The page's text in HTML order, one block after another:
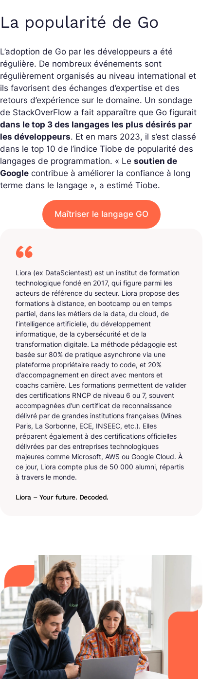
La popularité de Go
L’adoption de Go par les développeurs a été
régulière. De nombreux événements sont
régulièrement organisés au niveau international et
ils favorisent des échanges d’expertise et des
retours d’expérience sur le domaine. Un sondage
de StackOverFlow a fait apparaître que Go figurait
dans le top 3 des langages les plus désirés par
les développeurs. Et en mars 2023, il s’est classé
dans le top 10 de l’indice Tiobe de popularité des
langages de programmation. « Le soutien de
Google contribue à améliorer la confiance à long
terme dans le langage », a estimé Tiobe.
Maîtriser le langage GO
Liora (ex DataScientest) est un institut de formation
technologique fondé en 2017, qui figure parmi les
acteurs de référence du secteur. Liora propose des
formations à distance, en bootcamp ou en temps
partiel, dans les métiers de la data, du cloud, de
l’intelligence artificielle, du développement
informatique, de la cybersécurité et de la
transformation digitale. La méthode pédagogie est
basée sur 80% de pratique asynchrone via une
plateforme propriétaire ready to code, et 20%
d’accompagnement en direct avec mentors et
coachs carrière. Les formations permettent de valider
des certifications RNCP de niveau 6 ou 7, souvent
accompagnées d’un certificat de reconnaissance
délivré par de grandes institutions françaises (Mines
Paris, La Sorbonne, ECE, INSEEC, etc.). Elles
préparent également à des certifications officielles
délivrées par des entreprises technologiques
majeures comme Microsoft, AWS ou Google Cloud. À
ce jour, Liora compte plus de 50 000 alumni, répartis
à travers le monde.
Liora – Your future. Decoded.